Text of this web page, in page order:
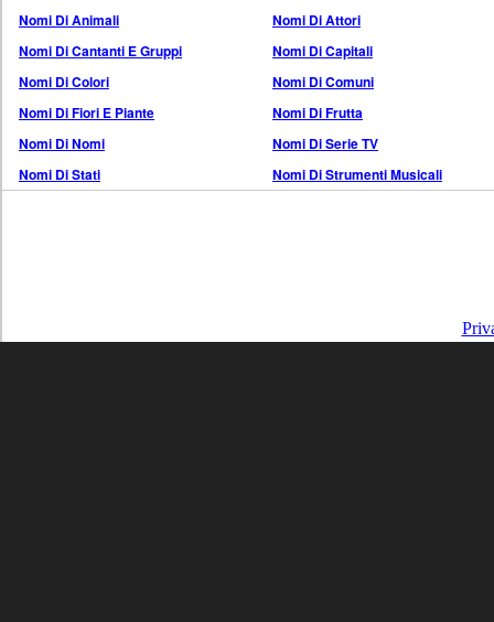
Nomi Di Animali
Nomi Di Attori
Nomi Di Cantanti E Gruppi
Nomi Di Capitali
Nomi Di Colori
Nomi Di Comuni
Nomi Di Fiori E Piante
Nomi Di Frutta
Nomi Di Nomi
Nomi Di Serie TV
Nomi Di Stati
Nomi Di Strumenti Musicali